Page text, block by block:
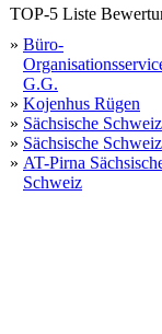
TOP-5 Liste
» Büro-
G.G.
» Kojenhus Rügen
» Sächsische Schweiz
» Sächsische Schweiz
» AT-Pirna
Schweiz